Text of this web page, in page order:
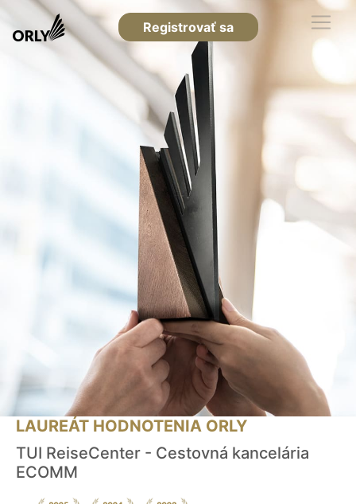
Registrovať sa
LAUREÁT HODNOTENIA ORLY
TUI ReiseCenter - Cestovná kancelária
ECOMM